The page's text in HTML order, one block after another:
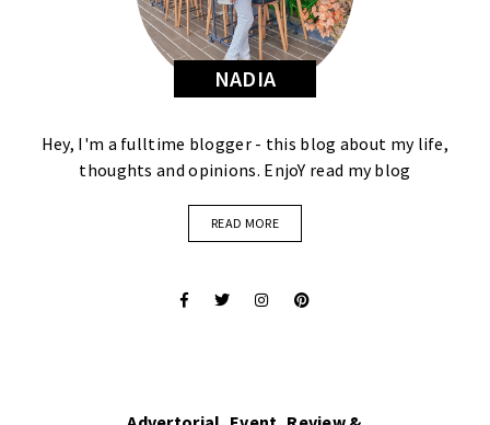
NADIA
Hey, I'm a fulltime blogger - this blog about my life,
thoughts and opinions. EnjoY read my blog
READ MORE